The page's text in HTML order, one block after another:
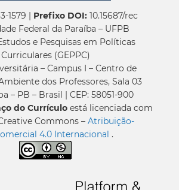
1579 | Prefixo DOI:10.15687/rec
Federal da Paraíba – UFPB
e Pesquisas em Políticas
Curriculares (GEPPC)
– Campus I – Centro de
dos Professores, Sala 03
– PB – Brasil | CEP: 58051-900
do Currículo está licenciada com
Commons – Atribuição-
4.0 Internacional .